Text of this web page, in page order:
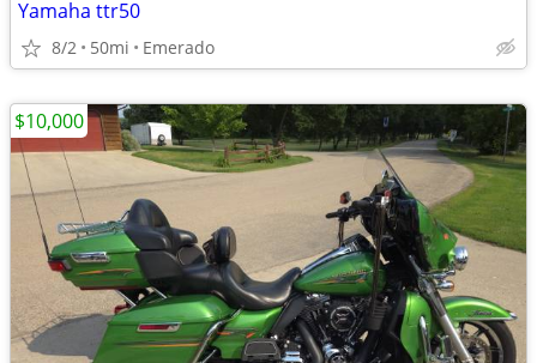
Yamaha ttr50
8/2 50mi Emerado
$10,000